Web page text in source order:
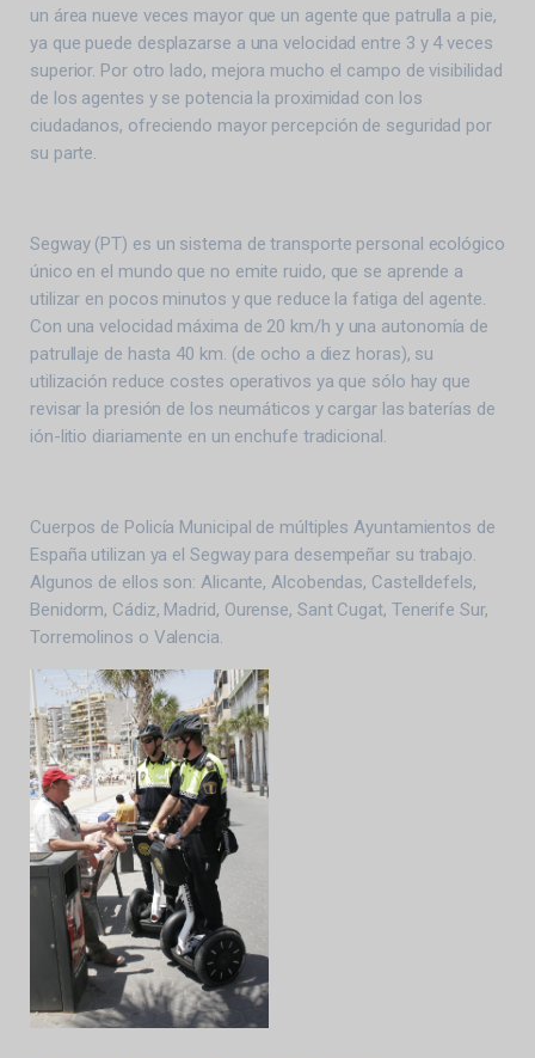
un área nueve veces mayor que un agente que patrulla a pie,
ya que puede desplazarse a una velocidad entre 3 y 4 veces
superior. Por otro lado, mejora mucho el campo de visibilidad
de los agentes y se potencia la proximidad con los
ciudadanos, ofreciendo mayor percepción de seguridad por
su parte.
Segway (PT) es un sistema de transporte personal ecológico
único en el mundo que no emite ruido, que se aprende a
utilizar en pocos minutos y que reduce la fatiga del agente.
Con una velocidad máxima de 20 km/h y una autonomía de
patrullaje de hasta 40 km. (de ocho a diez horas), su
utilización reduce costes operativos ya que sólo hay que
revisar la presión de los neumáticos y cargar las baterías de
ión-litio diariamente en un enchufe tradicional.
Cuerpos de Policía Municipal de múltiples Ayuntamientos de
España utilizan ya el Segway para desempeñar su trabajo.
Algunos de ellos son: Alicante, Alcobendas, Castelldefels,
Benidorm, Cádiz, Madrid, Ourense, Sant Cugat, Tenerife Sur,
Torremolinos o Valencia.